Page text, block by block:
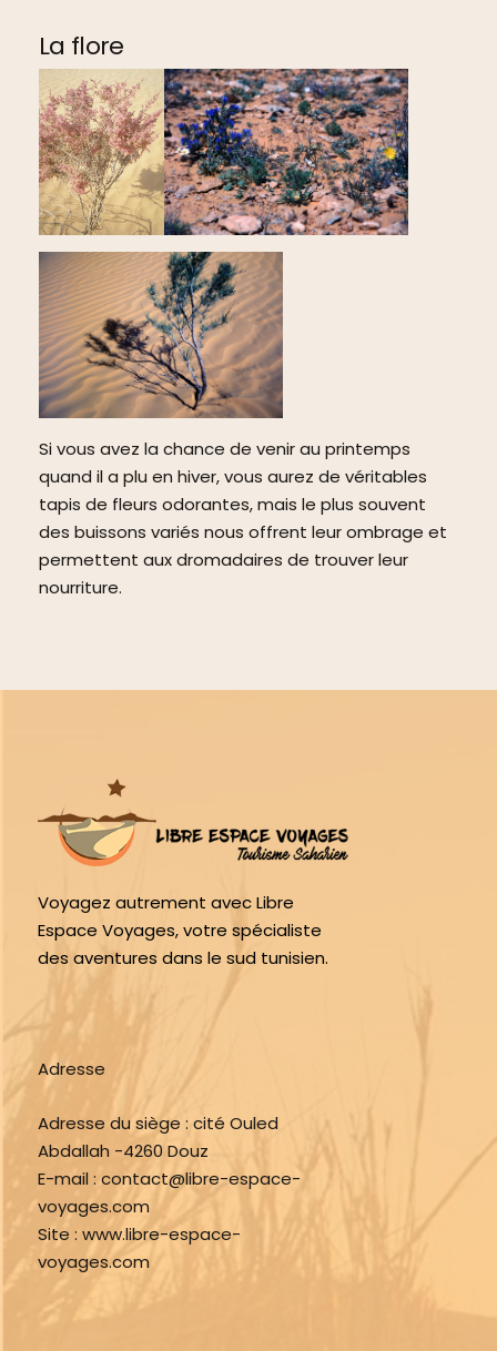
La flore
Si vous avez la chance de venir au printemps
quand il a plu en hiver, vous aurez de véritables
tapis de fleurs odorantes, mais le plus souvent
des buissons variés nous offrent leur ombrage et
permettent aux dromadaires de trouver leur
nourriture.
Voyagez autrement avec Libre
Espace Voyages, votre spécialiste
des aventures dans le sud tunisien.
Adresse
Adresse du siège : cité Ouled
Abdallah -4260 Douz
E-mail : contact@libre-espace-
voyages.com
Site : www.libre-espace-
voyages.com